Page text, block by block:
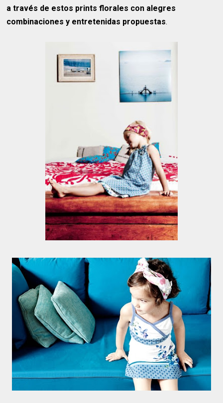
a través de estos prints florales con alegres
combinaciones y entretenidas propuestas.